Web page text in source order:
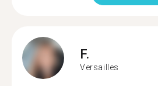
F.
Versailles